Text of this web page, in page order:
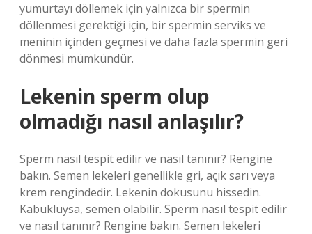
yumurtayı döllemek için yalnızca bir spermin
döllenmesi gerektiği için, bir spermin serviks ve
meninin içinden geçmesi ve daha fazla spermin geri
dönmesi mümkündür.
Lekenin sperm olup
olmadığı nasıl anlaşılır?
Sperm nasıl tespit edilir ve nasıl tanınır? Rengine
bakın. Semen lekeleri genellikle gri, açık sarı veya
krem ​​rengindedir. Lekenin dokusunu hissedin.
Kabukluysa, semen olabilir. Sperm nasıl tespit edilir
ve nasıl tanınır? Rengine bakın. Semen lekeleri